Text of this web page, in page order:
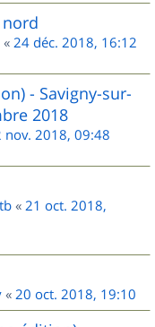
« 24 déc. 2018, 16:12
- Savigny-sur-
2018
nov. 2018, 09:48
« 21 oct. 2018,
« 20 oct. 2018, 19:10